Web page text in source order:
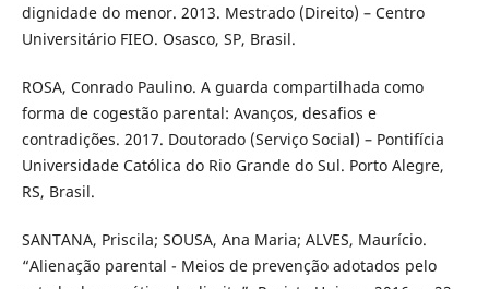
dignidade do menor. 2013. Mestrado (Direito) – Centro
Universitário FIEO. Osasco, SP, Brasil.
ROSA, Conrado Paulino. A guarda compartilhada como
forma de cogestão parental: Avanços, desafios e
contradições. 2017. Doutorado (Serviço Social) – Pontifícia
Universidade Católica do Rio Grande do Sul. Porto Alegre,
RS, Brasil.
SANTANA, Priscila; SOUSA, Ana Maria; ALVES, Maurício.
“Alienação parental - Meios de prevenção adotados pelo